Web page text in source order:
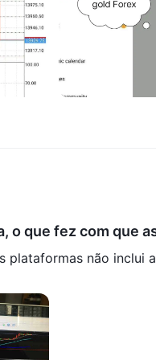
o que fez com que
plataformas não inclui